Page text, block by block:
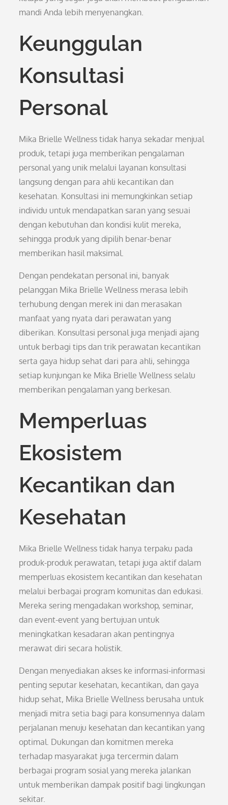
mandi Anda lebih menyenangkan.
Keunggulan
Konsultasi
Personal
Mika Brielle Wellness tidak hanya sekadar menjual
produk, tetapi juga memberikan pengalaman
personal yang unik melalui layanan konsultasi
langsung dengan para ahli kecantikan dan
kesehatan. Konsultasi ini memungkinkan setiap
individu untuk mendapatkan saran yang sesuai
dengan kebutuhan dan kondisi kulit mereka,
sehingga produk yang dipilih benar-benar
memberikan hasil maksimal.
Dengan pendekatan personal ini, banyak
pelanggan Mika Brielle Wellness merasa lebih
terhubung dengan merek ini dan merasakan
manfaat yang nyata dari perawatan yang
diberikan. Konsultasi personal juga menjadi ajang
untuk berbagi tips dan trik perawatan kecantikan
serta gaya hidup sehat dari para ahli, sehingga
setiap kunjungan ke Mika Brielle Wellness selalu
memberikan pengalaman yang berkesan.
Memperluas
Ekosistem
Kecantikan dan
Kesehatan
Mika Brielle Wellness tidak hanya terpaku pada
produk-produk perawatan, tetapi juga aktif dalam
memperluas ekosistem kecantikan dan kesehatan
melalui berbagai program komunitas dan edukasi.
Mereka sering mengadakan workshop, seminar,
dan event-event yang bertujuan untuk
meningkatkan kesadaran akan pentingnya
merawat diri secara holistik.
Dengan menyediakan akses ke informasi-informasi
penting seputar kesehatan, kecantikan, dan gaya
hidup sehat, Mika Brielle Wellness berusaha untuk
menjadi mitra setia bagi para konsumennya dalam
perjalanan menuju kesehatan dan kecantikan yang
optimal. Dukungan dan komitmen mereka
terhadap masyarakat juga tercermin dalam
berbagai program sosial yang mereka jalankan
untuk memberikan dampak positif bagi lingkungan
sekitar.